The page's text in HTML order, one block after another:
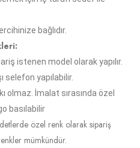
bağlıdır.
istenen model olarak yapılır.
selefon yapılabilir.
olmaz. İmalat sırasında özel
basılabilir
özel renk olarak sipariş
mümkündür.